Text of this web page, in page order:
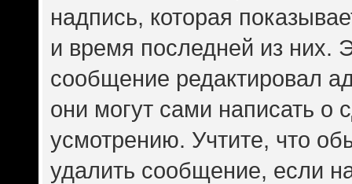
надпись, которая
и время последней из них.
сообщение редактировал
они могут сами написать о
усмотрению. Учтите, что
удалить сообщение, если